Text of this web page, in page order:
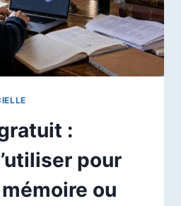
:
pour
ou